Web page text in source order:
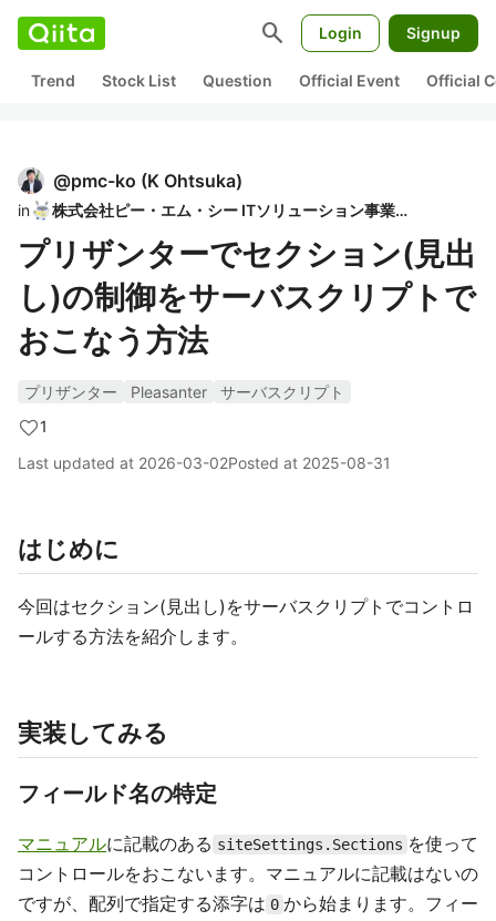
search Login Signup
Trend Stock List Question Official Event Official
@pmc-ko (K Ohtsuka)
in 株式会社ピー・エム・シー ITソリューション事業部
プリザンターでセクション(見出
し)の制御をサーバスクリプトで
おこなう方法
プリザンター Pleasanter
サーバスクリプト
1
Last updated at 2026-03-02Posted at 2025-08-31
はじめに
今回はセクション(見出し)をサーバスクリプトでコントロ
ールする方法を紹介します。
実装してみる
フィールド名の特定
マニュアルに記載のある siteSettings.Sections を使って
コントロールをおこないます。マニュアルに記載はないの
ですが、配列で指定する添字は 0 から始まります。フィー